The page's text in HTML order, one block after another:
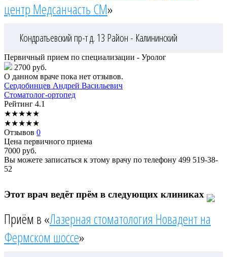
центр Медсанчасть СМ»
Кондратьевский пр-т д. 13 Район - Калининский
Первичный прием по специализации - Уролог
2700 руб.
О данном враче пока нет отзывов.
Сердобинцев Андрей Васильевич
Стоматолог-ортопед
Рейтинг 4.1
★★★★★
★★★★★
Отзывов 0
Цена первичного приема
7000 руб.
Вы можете записаться к этому врачу по телефону 499 519-38-
52
Этот врач ведёт прём в следующих клиниках
Приём в «Лазерная стоматология Новадент на
Фермском шоссе»